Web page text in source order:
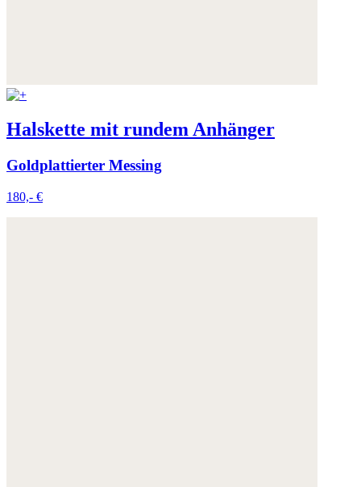
Halskette mit rundem Anhänger
Goldplattierter Messing
180,- €